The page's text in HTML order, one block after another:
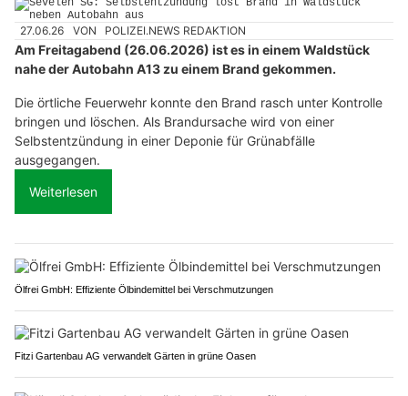
27.06.26 VON POLIZEI.NEWS REDAKTION
Am Freitagabend (26.06.2026) ist es in einem Waldstück
nahe der Autobahn A13 zu einem Brand gekommen.
Die örtliche Feuerwehr konnte den Brand rasch unter Kontrolle
bringen und löschen. Als Brandursache wird von einer
Selbstentzündung in einer Deponie für Grünabfälle
ausgegangen.
Weiterlesen
Ölfrei GmbH: Effiziente Ölbindemittel bei Verschmutzungen
Fitzi Gartenbau AG verwandelt Gärten in grüne Oasen